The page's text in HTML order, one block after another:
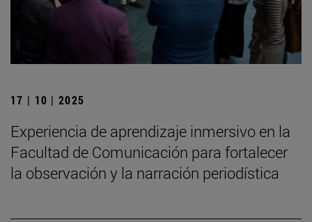
17 | 10 | 2025
Experiencia de aprendizaje inmersivo en la
Facultad de Comunicación para fortalecer
la observación y la narración periodística